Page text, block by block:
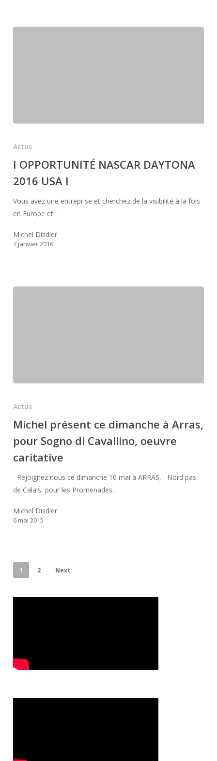
DAYTONA
2016
I
Actus
I OPPORTUNITÉ NASCAR DAYTONA
2016 USA I
Vous avez une entreprise et cherchez de la visibilité à la fois
en Europe et…
Michel Disdier
7 janvier 2016
dimanche
à
Arras,
pour
Sogno
di
oeuvre
Actus
Michel présent ce dimanche à Arras,
pour Sogno di Cavallino, oeuvre
caritative
Rejoignez nous ce dimanche 10 mai à ARRAS, Nord pas
de Calais, pour les Promenades…
Michel Disdier
6 mai 2015
1 2 Next